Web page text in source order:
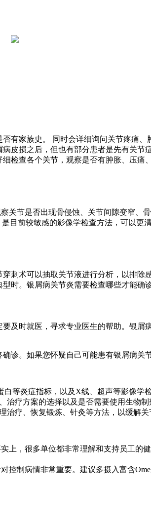
有家族史。 同时会详细询问关节疼痛
皮损之后，但也有部分患者是先有关
检查各个关节，观察是否有肿胀、压痛
节是否出现骨侵蚀、关节间隙变窄、
目前较敏感的影像学检查方法，可以更
刺术可以抽取关节液进行分析，以排
时。银屑病关节炎需要检查哪些才能确
及时就医，寻求专业医生的帮助。银
诊。如果您怀疑自己可能患有银屑病关
等炎症指标，以及X线、超声等影像学
疗方案的选择以及是否需要使用生物制
治疗、恢复锻炼、针灸等方法，以缓解关
上，很多单位都非常理解和支持员工的
制病情非常重要。建议多摄入富含